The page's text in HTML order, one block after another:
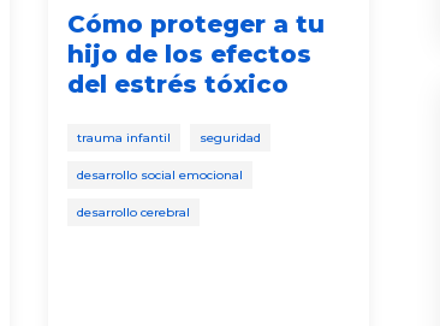
Cómo proteger a tu
hijo de los efectos
del estrés tóxico
trauma infantil seguridad
desarrollo social emocional
desarrollo cerebral